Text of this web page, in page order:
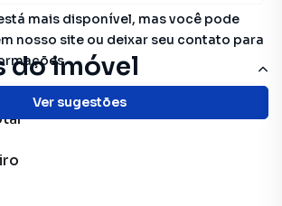
mais disponível, mas você pode
nosso site ou deixar seu contato para
Ver sugestões
do imóvel